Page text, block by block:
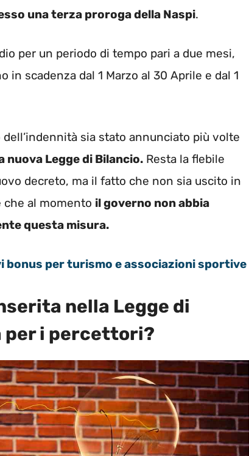
una terza proroga della Naspi.
per un periodo di tempo pari a due mesi,
scadenza dal 1 Marzo al 30 Aprile e dal 1
sia stato annunciato più volte
nuova Legge di Bilancio. Resta la flebile
decreto, ma il fatto che non sia uscito in
al momento il governo non abbia
questa misura.
bonus per turismo e associazioni sportive
nella Legge di
per i percettori?